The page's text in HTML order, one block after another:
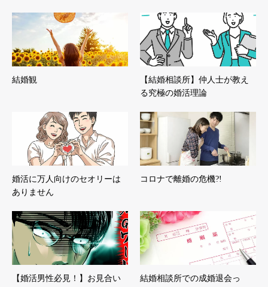
結婚観
【結婚相談所】仲人士が教え
る究極の婚活理論
婚活に万人向けのセオリーは
ありません
コロナで離婚の危機?!
【婚活男性必見！】お見合い
結婚相談所での成婚退会っ